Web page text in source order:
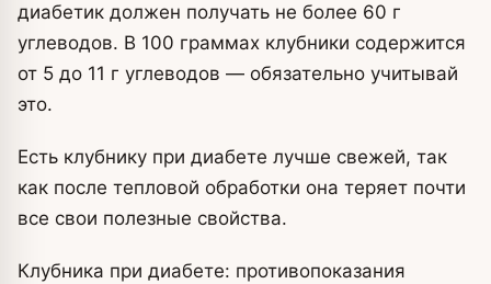
диабетик должен получать не более 60 г
углеводов. В 100 граммах клубники содержится
от 5 до 11 г углеводов — обязательно учитывай
это.
Есть клубнику при диабете лучше свежей, так
как после тепловой обработки она теряет почти
все свои полезные свойства.
Клубника при диабете: противопоказания